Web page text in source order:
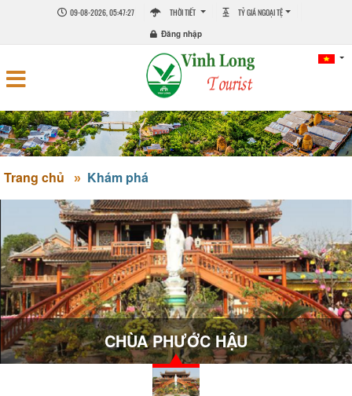
09-08-2026, 05:47:27 THỜI TIẾT TỶ GIÁ NGOẠI TỆ
Đăng nhập
Trang chủ Khám phá
CHÙA PHƯỚC HẬU